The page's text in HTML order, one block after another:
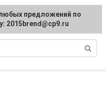
кожей
предложений по
2015brend@cp9.ru